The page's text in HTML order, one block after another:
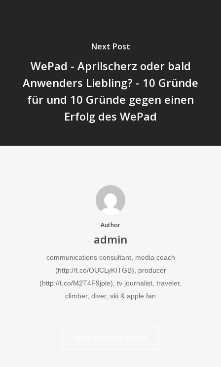
Next Post
WePad - Aprilscherz oder bald
Anwenders Liebling? - 10 Gründe
für und 10 Gründe gegen einen
Erfolg des WePad
Author
admin
communications consultant, media coach
(http://t.co/OUCLyKITGB), producer
(http://t.co/M2T4F9jple), tv journalist, traveler,
climber, diver, ski & apple fan